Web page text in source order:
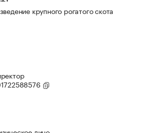
крупного рогатого скота